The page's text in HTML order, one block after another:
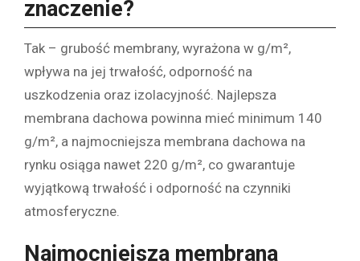
znaczenie?
Tak – grubość membrany, wyrażona w g/m²,
wpływa na jej trwałość, odporność na
uszkodzenia oraz izolacyjność. Najlepsza
membrana dachowa powinna mieć minimum 140
g/m², a najmocniejsza membrana dachowa na
rynku osiąga nawet 220 g/m², co gwarantuje
wyjątkową trwałość i odporność na czynniki
atmosferyczne.
Najmocniejsza membrana